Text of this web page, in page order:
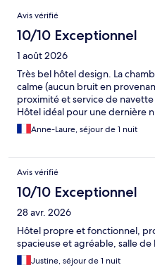
Avis
Avis vérifié
10/10 Exceptionnel
1 août 2026
Très bel hôtel design. La
calme (aucun bruit en
proximité et service de
Hôtel idéal pour une dernière
Anne-Laure, séjour de 1 nuit
Avis vérifié
10/10 Exceptionnel
28 avr. 2026
Hôtel propre et fonctionnel,
spacieuse et agréable, salle
Justine, séjour de 1 nuit